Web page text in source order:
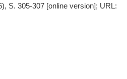
S. 305-307 [online version]; URL: